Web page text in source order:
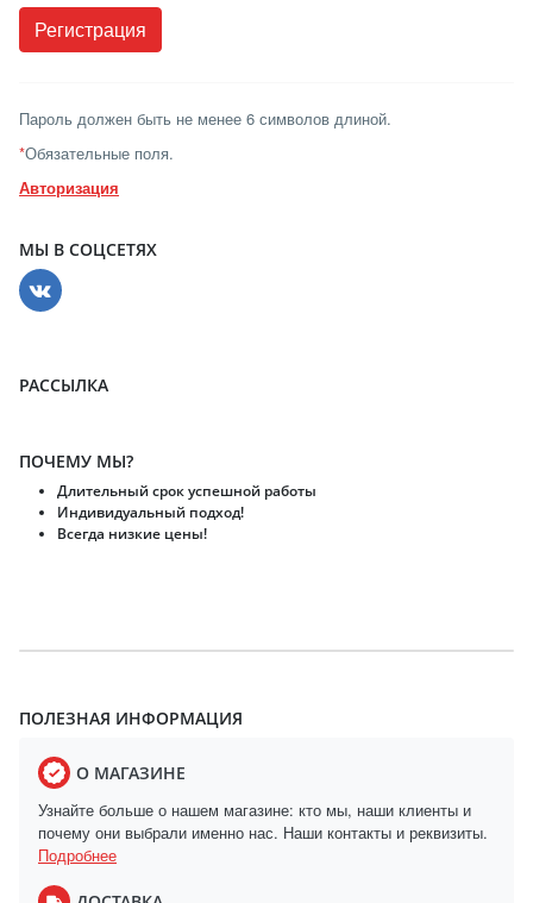
Пароль должен быть не менее 6 символов длиной.
*Обязательные поля.
Авторизация
МЫ В СОЦСЕТЯХ
РАССЫЛКА
ПОЧЕМУ МЫ?
Длительный срок успешной работы
Индивидуальный подход!
Всегда низкие цены!
ПОЛЕЗНАЯ ИНФОРМАЦИЯ
О МАГАЗИНЕ
Узнайте больше о нашем магазине: кто мы, наши клиенты и
почему они выбрали именно нас. Наши контакты и реквизиты.
Подробнее